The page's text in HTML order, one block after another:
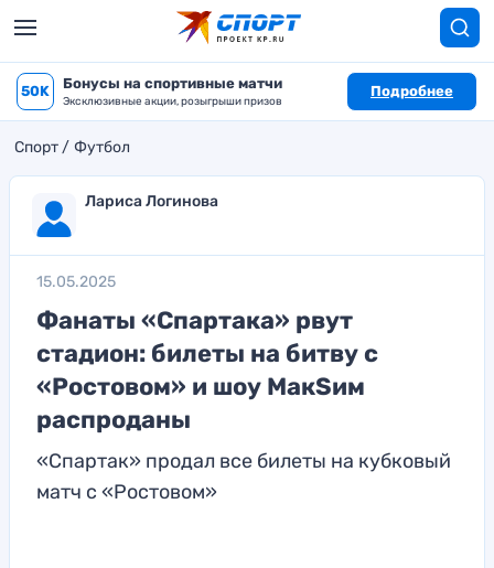
50K Бонусы на спортивные матчи
Эксклюзивные акции, розыгрыши призов
Подробнее
Спорт Футбол
Лариса Логинова
15.05.2025
Фанаты «Спартака» рвут
стадион: билеты на битву с
«Ростовом» и шоу МакSим
распроданы
«Спартак» продал все билеты на кубковый
матч с «Ростовом»